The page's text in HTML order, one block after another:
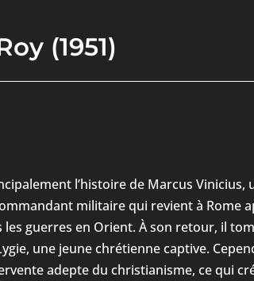
(1951)
l’histoire de Marcus Vinicius,
militaire qui revient à Rome
guerres en Orient. À son retour, il
une jeune chrétienne captive.
adepte du christianisme, ce qui